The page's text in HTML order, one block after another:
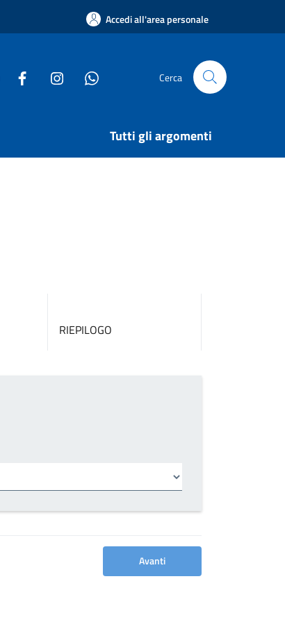
Accedi all'area personale
Cerca
Tutti gli argomenti
RIEPILOGO
Avanti